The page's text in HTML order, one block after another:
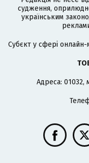
судження,
українським
Cубєкт у сфері онлайн-
Адреса: 01032,